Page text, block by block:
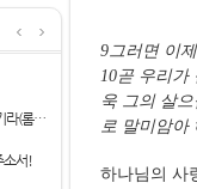
260726 영의 새로운 것으로 섬기라(롬7:1-6)
소서!
9그러면 이
10곧 우리가
욱 그의 살
로 말미암아
하나님의 사